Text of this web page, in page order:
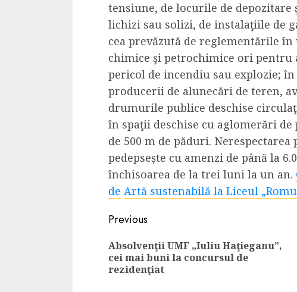
tensiune, de locurile de
lichizi sau solizi, de instalaţiile de
cea prevăzută de reglementările
chimice şi petrochimice ori pentru
pericol de incendiu sau explozie;
producerii de alunecări de teren,
drumurile publice deschise
în spaţii deschise cu aglomerări
de 500 m de păduri.
pedepsește cu amenzi de până la
închisoarea de la trei luni la un an.
de Artă sustenabilă la Liceul
Continue
Reading
Previous
Absolvenţii UMF „Iuliu Haţieganu”,
cei mai buni la concursul de
rezidenţiat
4 min read
Bucatar de ocazie
Cele mai delicioase
cu piept de curcan